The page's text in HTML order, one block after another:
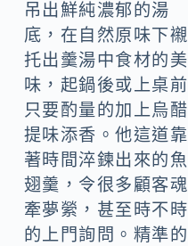
吊出鮮純濃郁的湯
底，在自然原味下襯
托出羹湯中食材的美
味，起鍋後或上桌前
只要酌量的加上烏醋
提味添香。他這道靠
著時間淬鍊出來的魚
翅羹，令很多顧客魂
牽夢縈，甚至時不時
的上門詢問。精準的